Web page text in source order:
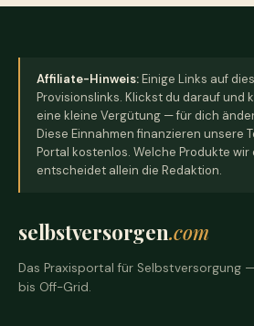
Affiliate-Hinweis:Einige Links auf
Provisionslinks. Klickst du darauf und
eine kleine Vergütung — für dich
Diese Einnahmen finanzieren unsere
Portal kostenlos. Welche Produkte wir
entscheidet allein die Redaktion.
selbstversorgen.com
Das Praxisportal für Selbstversorgung
bis Off-Grid.